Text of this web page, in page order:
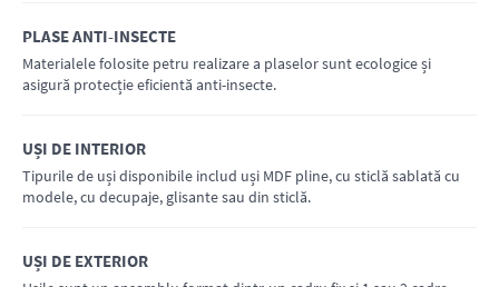
AFLĂ MAI MULTE
PLASE ANTI-INSECTE
Materialele folosite petru realizare a plaselor sunt ecologice și
asigură protecție eficientă anti-insecte.
AFLĂ MAI MULTE
UȘI DE INTERIOR
Tipurile de uși disponibile includ uși MDF pline, cu sticlă sablată cu
modele, cu decupaje, glisante sau din sticlă.
AFLĂ MAI MULTE
UȘI DE EXTERIOR